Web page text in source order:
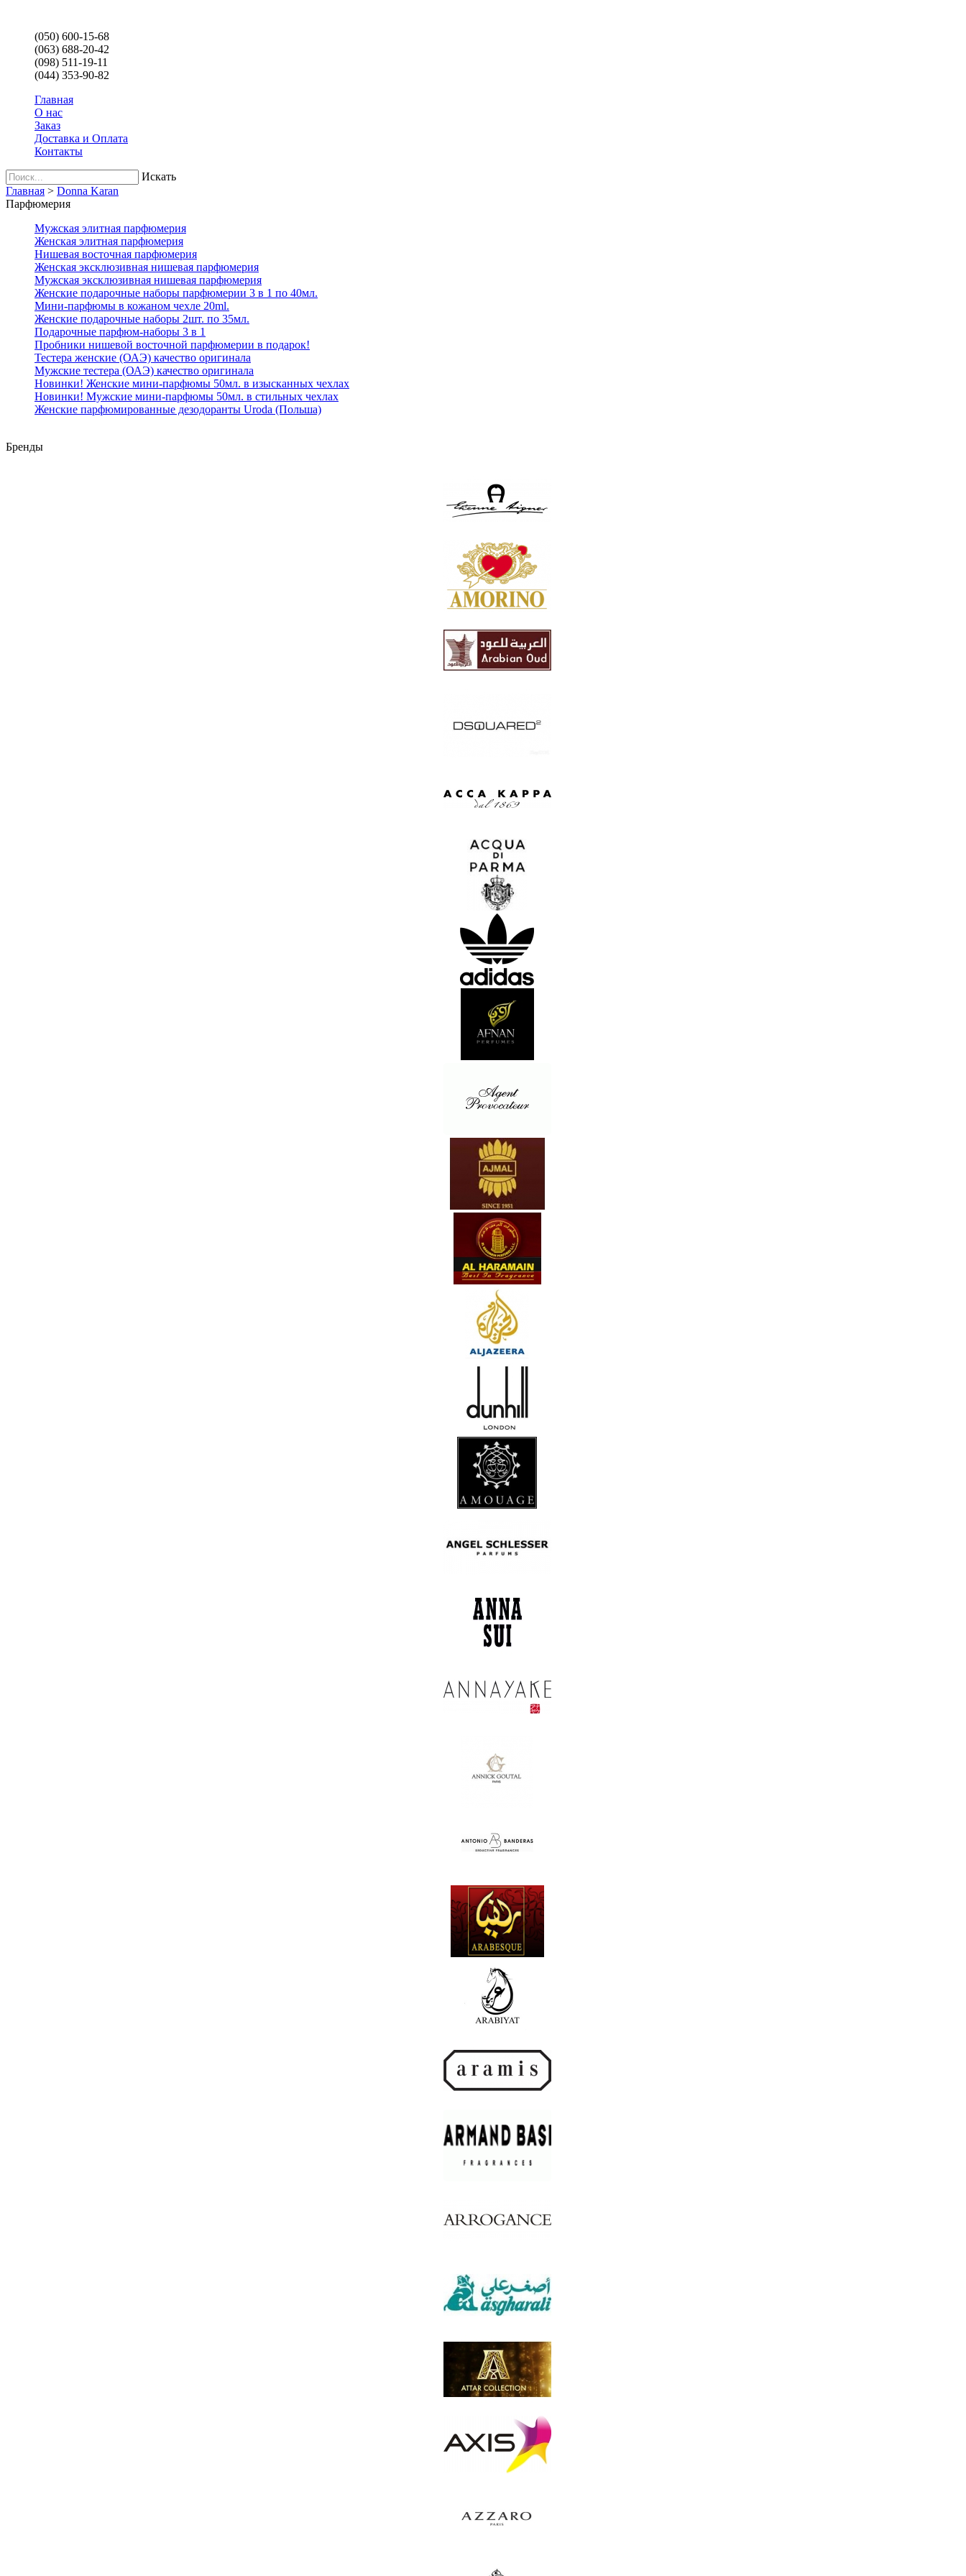
(050) 600-15-68
(063) 688-20-42
(098) 511-19-11
(044) 353-90-82
Главная
О нас
Заказ
Доставка и Оплата
Контакты
Искать
Главная > Donna Karan
Парфюмерия
Мужская элитная парфюмерия
Женская элитная парфюмерия
Нишевая восточная парфюмерия
Женская эксклюзивная нишевая парфюмерия
Мужская эксклюзивная нишевая парфюмерия
Женские подарочные наборы парфюмерии 3 в 1 по 40мл.
Мини-парфюмы в кожаном чехле 20ml.
Женские подарочные наборы 2шт. по 35мл.
Подарочные парфюм-наборы 3 в 1
Пробники нишевой восточной парфюмерии в подарок!
Тестера женские (ОАЭ) качество оригинала
Мужские тестера (ОАЭ) качество оригинала
Новинки! Женские мини-парфюмы 50мл. в изысканных чехлах
Новинки! Мужские мини-парфюмы 50мл. в стильных чехлах
Женские парфюмированные дезодоранты Uroda (Польша)
Бренды